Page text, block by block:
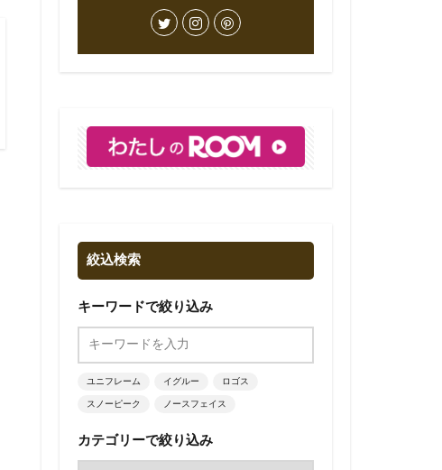
絞込検索
キーワードで絞り込み
ユニフレーム イグルー ロゴス
スノーピーク ノースフェイス
カテゴリーで絞り込み